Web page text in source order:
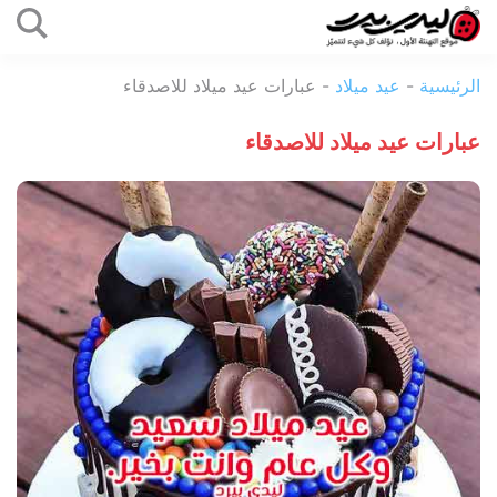
المحتوى
بيرد
الرئيسية - عيد ميلاد - عبارات عيد ميلاد للاصدقاء
عبارات عيد ميلاد للاصدقاء